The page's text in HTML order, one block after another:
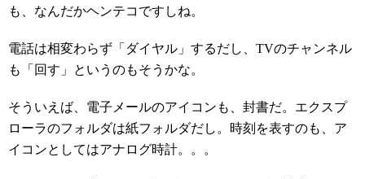
も、なんだかヘンテコですしね。
電話は相変わらず「ダイヤル」するだし、TVのチャンネル
も「回す」というのもそうかな。
そういえば、電子メールのアイコンも、封書だ。エクスプ
ローラのフォルダは紙フォルダだし。時刻を表すのも、ア
イコンとしてはアナログ時計。。。